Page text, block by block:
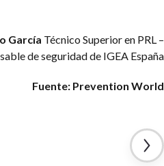
García Técnico Superior en PRL –
de seguridad de IGEA España
Fuente: Prevention World